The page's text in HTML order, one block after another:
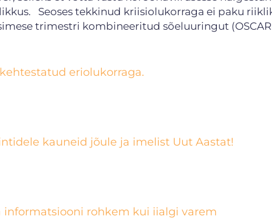
Seoses tekkinud kriisiolukorraga ei paku
trimestri kombineeritud sõeluuringut
eriolukorraga.
kauneid jõule ja imelist Uut Aastat!
informatsiooni rohkem kui iialgi varem